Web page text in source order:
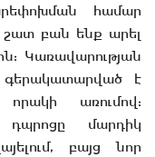
համար
շատ բան ենք արել
Կառավարության
է
առումով:
մարդիկ
բայց նոր